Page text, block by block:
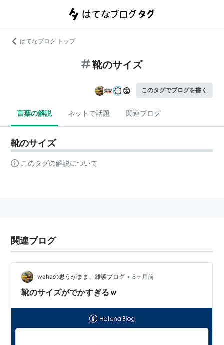
はてなブログ トップ
靴のサイズ
このタグでブログを書く
言葉の解説 ネットで話題 関連ブログ
靴のサイズ
このタグの解説について
関連ブログ
wahaの思うがまま、雑談ブログ • 8ヶ月前
靴のサイズがでかすぎるｗ